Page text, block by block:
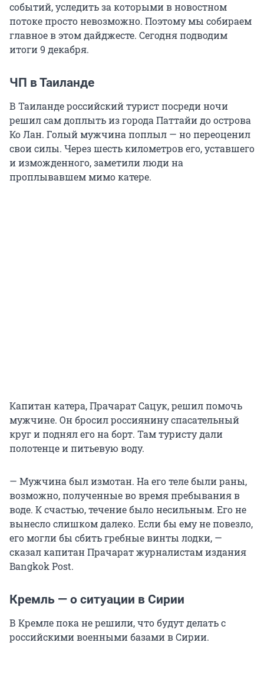
событий, уследить за которыми в новостном
потоке просто невозможно. Поэтому мы собираем
главное в этом дайджесте. Сегодня подводим
итоги 9 декабря.
ЧП в Таиланде
В Таиланде российский турист посреди ночи
решил сам доплыть из города Паттайи до острова
Ко Лан. Голый мужчина поплыл — но переоценил
свои силы. Через шесть километров его, уставшего
и изможденного, заметили люди на
проплывавшем мимо катере.
Капитан катера, Прачарат Сацук, решил помочь
мужчине. Он бросил россиянину спасательный
круг и поднял его на борт. Там туристу дали
полотенце и питьевую воду.
— Мужчина был измотан. На его теле были раны,
возможно, полученные во время пребывания в
воде. К счастью, течение было несильным. Его не
вынесло слишком далеко. Если бы ему не повезло,
его могли бы сбить гребные винты лодки, —
сказал капитан Прачарат журналистам издания
Bangkok Post.
Кремль — о ситуации в Сирии
В Кремле пока не решили, что будут делать с
российскими военными базами в Сирии.